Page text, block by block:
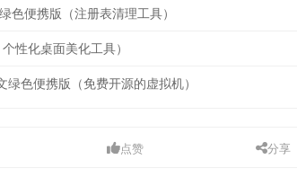
便携版（注册表清理工具）
性化桌面美化工具）
色便携版（免费开源的虚拟机）
点赞 分享